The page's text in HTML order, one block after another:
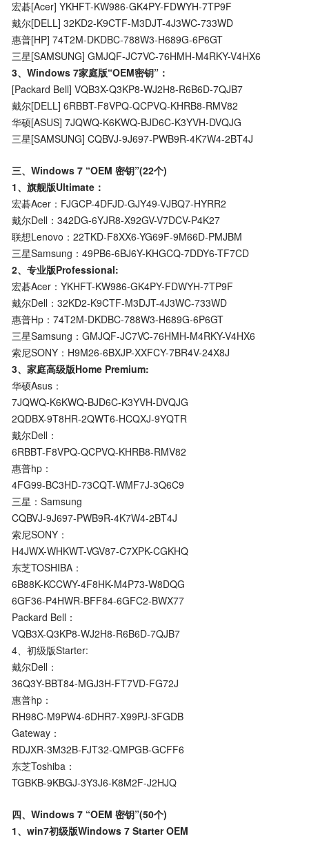
宏碁[Acer] YKHFT-KW986-GK4PY-FDWYH-7TP9F
戴尔[DELL] 32KD2-K9CTF-M3DJT-4J3WC-733WD
惠普[HP] 74T2M-DKDBC-788W3-H689G-6P6GT
三星[SAMSUNG] GMJQF-JC7VC-76HMH-M4RKY-V4HX6
3、Windows 7家庭版“OEM密钥”：
[Packard Bell] VQB3X-Q3KP8-WJ2H8-R6B6D-7QJB7
戴尔[DELL] 6RBBT-F8VPQ-QCPVQ-KHRB8-RMV82
华硕[ASUS] 7JQWQ-K6KWQ-BJD6C-K3YVH-DVQJG
三星[SAMSUNG] CQBVJ-9J697-PWB9R-4K7W4-2BT4J
三、Windows 7 “OEM 密钥”(22个)
1、旗舰版Ultimate：
宏碁Acer：FJGCP-4DFJD-GJY49-VJBQ7-HYRR2
戴尔Dell：342DG-6YJR8-X92GV-V7DCV-P4K27
联想Lenovo：22TKD-F8XX6-YG69F-9M66D-PMJBM
三星Samsung：49PB6-6BJ6Y-KHGCQ-7DDY6-TF7CD
2、专业版Professional:
宏碁Acer：YKHFT-KW986-GK4PY-FDWYH-7TP9F
戴尔Dell：32KD2-K9CTF-M3DJT-4J3WC-733WD
惠普Hp：74T2M-DKDBC-788W3-H689G-6P6GT
三星Samsung：GMJQF-JC7VC-76HMH-M4RKY-V4HX6
索尼SONY：H9M26-6BXJP-XXFCY-7BR4V-24X8J
3、家庭高级版Home Premium:
华硕Asus：
7JQWQ-K6KWQ-BJD6C-K3YVH-DVQJG
2QDBX-9T8HR-2QWT6-HCQXJ-9YQTR
戴尔Dell：
6RBBT-F8VPQ-QCPVQ-KHRB8-RMV82
惠普hp：
4FG99-BC3HD-73CQT-WMF7J-3Q6C9
三星：Samsung
CQBVJ-9J697-PWB9R-4K7W4-2BT4J
索尼SONY：
H4JWX-WHKWT-VGV87-C7XPK-CGKHQ
东芝TOSHIBA：
6B88K-KCCWY-4F8HK-M4P73-W8DQG
6GF36-P4HWR-BFF84-6GFC2-BWX77
Packard Bell：
VQB3X-Q3KP8-WJ2H8-R6B6D-7QJB7
4、初级版Starter:
戴尔Dell：
36Q3Y-BBT84-MGJ3H-FT7VD-FG72J
惠普hp：
RH98C-M9PW4-6DHR7-X99PJ-3FGDB
Gateway：
RDJXR-3M32B-FJT32-QMPGB-GCFF6
东芝Toshiba：
TGBKB-9KBGJ-3Y3J6-K8M2F-J2HJQ
四、Windows 7 “OEM 密钥”(50个)
1、win7初级版Windows 7 Starter OEM